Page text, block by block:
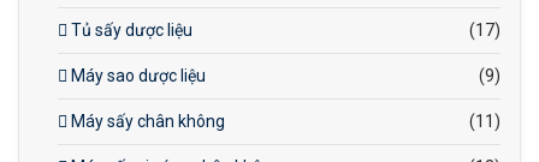
Tủ sấy dược liệu (17)
Máy sao dược liệu (9)
Máy sấy chân không (11)